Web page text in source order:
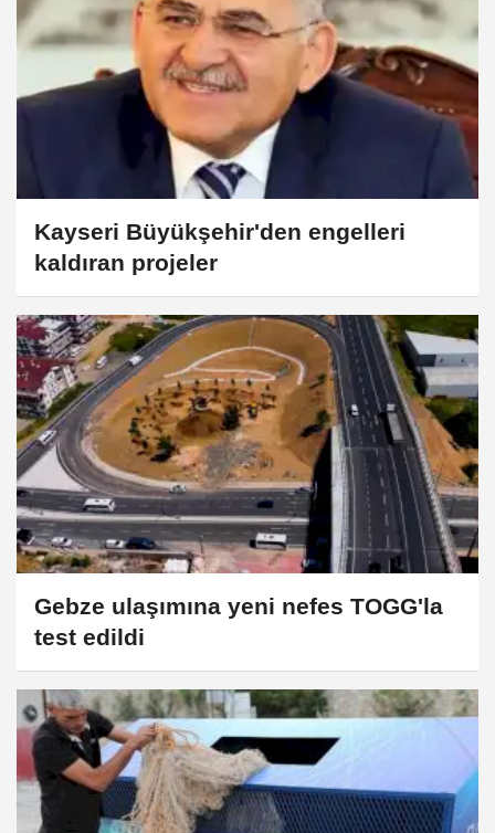
Kayseri Büyükşehir'den engelleri
kaldıran projeler
Gebze ulaşımına yeni nefes TOGG'la
test edildi